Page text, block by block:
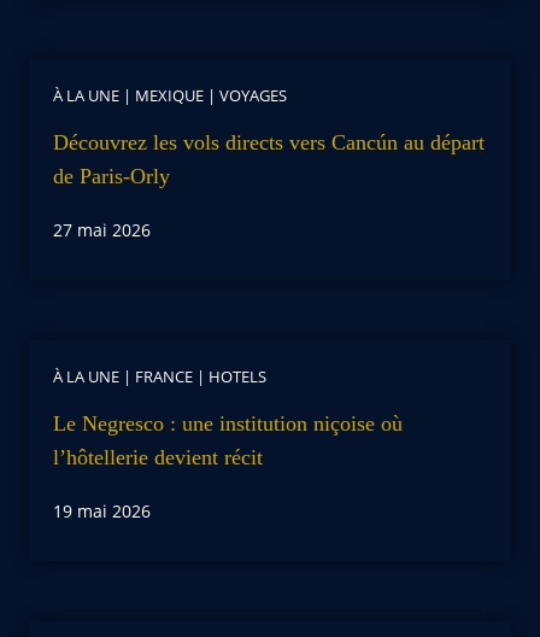
À LA UNE | MEXIQUE | VOYAGES
Découvrez les vols directs vers Cancún au départ
de Paris-Orly
27 mai 2026
À LA UNE | FRANCE | HOTELS
Le Negresco : une institution niçoise où
l’hôtellerie devient récit
19 mai 2026